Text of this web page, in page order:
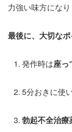
力強い味方になり
最後に、大切な
発作時は座っ
5分おきに使
勃起不全治